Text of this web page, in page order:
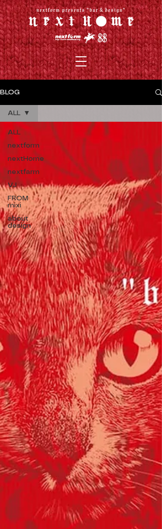
BLOG
ALL
nextform
nextHome
nextfarm
VJ
FROM
mixi
about
design
ALL